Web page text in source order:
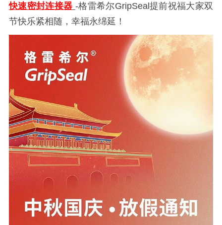
快速密封连接器 -格雷希尔GripSeal提前祝福大家双
节快乐紧相随，幸福永绵延！